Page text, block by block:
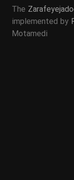
The
implemented by
Motamedi